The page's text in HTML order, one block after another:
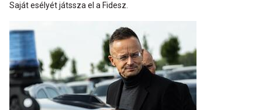
Saját esélyét játssza el a Fidesz.